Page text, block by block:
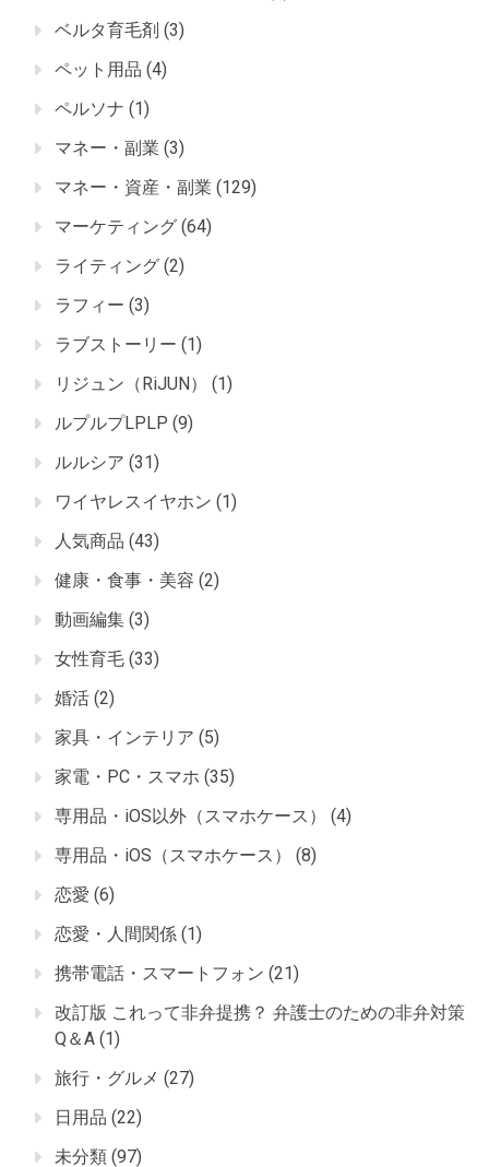
ベルタ育毛剤 (3)
ペット用品 (4)
ペルソナ (1)
マネー・副業 (3)
マネー・資産・副業 (129)
マーケティング (64)
ライティング (2)
ラフィー (3)
ラブストーリー (1)
リジュン（RiJUN）
(1)
ルプルプLPLP (9)
ルルシア (31)
ワイヤレスイヤホン (1)
人気商品 (43)
健康・食事・美容 (2)
動画編集 (3)
女性育毛 (33)
婚活 (2)
家具・インテリア (5)
家電・PC・スマホ (35)
専用品・iOS以外（スマホケース）
(4)
専用品・iOS（スマホケース）
(8)
恋愛 (6)
恋愛・人間関係 (1)
携帯電話・スマートフォン (21)
改訂版 これって非弁提携？ 弁護士のための非弁対策
Q＆A (1)
旅行・グルメ (27)
日用品 (22)
未分類 (97)